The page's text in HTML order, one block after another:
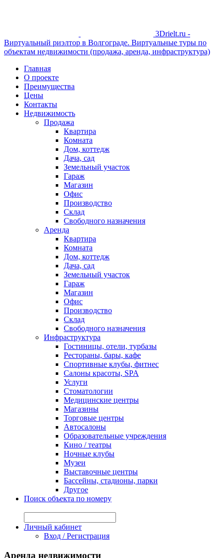
3Drielt.ru -
Виртуальный риэлтор в Волгограде. Виртуальные туры по
объектам недвижимости (продажа, аренда, инфраструктура)
Главная
О проекте
Преимущества
Цены
Контакты
Недвижимость
Продажа
Квартира
Комната
Дом, коттедж
Дача, сад
Земельный участок
Гараж
Магазин
Офис
Производство
Склад
Свободного назначения
Аренда
Квартира
Комната
Дом, коттедж
Дача, сад
Земельный участок
Гараж
Магазин
Офис
Производство
Склад
Свободного назначения
Инфраструктура
Гостиницы, отели, турбазы
Рестораны, бары, кафе
Спортивные клубы, фитнес
Салоны красоты, SPA
Услуги
Стоматологии
Медицинские центры
Магазины
Торговые центры
Автосалоны
Образовательные учреждения
Кино / театры
Ночные клубы
Музеи
Выставочные центры
Бассейны, стадионы, парки
Другое
Поиск объекта по номеру
Личный кабинет
Вход / Регистрация
Аренда недвижимости